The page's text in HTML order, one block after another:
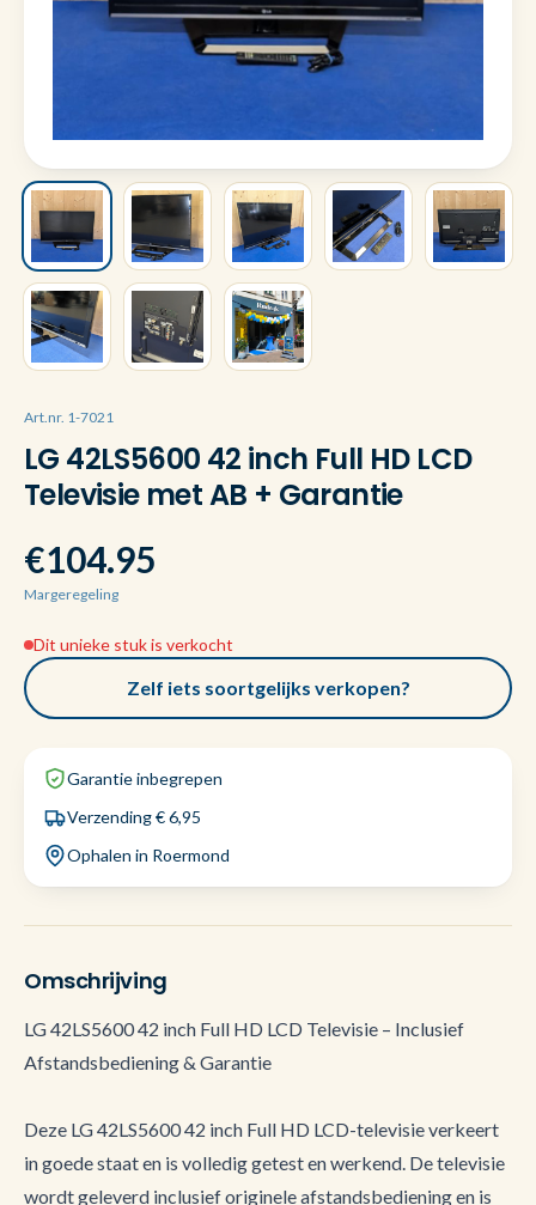
Art.nr. 1-7021
LG 42LS5600 42 inch Full HD LCD
Televisie met AB + Garantie
€104.95
Margeregeling
Dit unieke stuk is verkocht
Zelf iets soortgelijks verkopen?
Garantie inbegrepen
Verzending € 6,95
Ophalen in Roermond
Omschrijving
LG 42LS5600 42 inch Full HD LCD Televisie – Inclusief
Afstandsbediening & Garantie
Deze LG 42LS5600 42 inch Full HD LCD-televisie verkeert
in goede staat en is volledig getest en werkend. De televisie
wordt geleverd inclusief originele afstandsbediening en is